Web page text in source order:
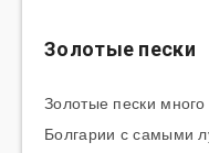
Золотые пески
Золотые пески много
Болгарии с самыми